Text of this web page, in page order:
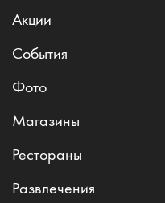
Акции
События
Фото
Магазины
Рестораны
Развлечения